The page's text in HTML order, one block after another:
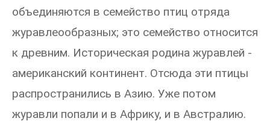
объединяются в семейство птиц отряда
журавлеообразных; это семейство относится
к древним. Историческая родина журавлей -
американский континент. Отсюда эти птицы
распространились в Азию. Уже потом
журавли попали и в Африку, и в Австралию.